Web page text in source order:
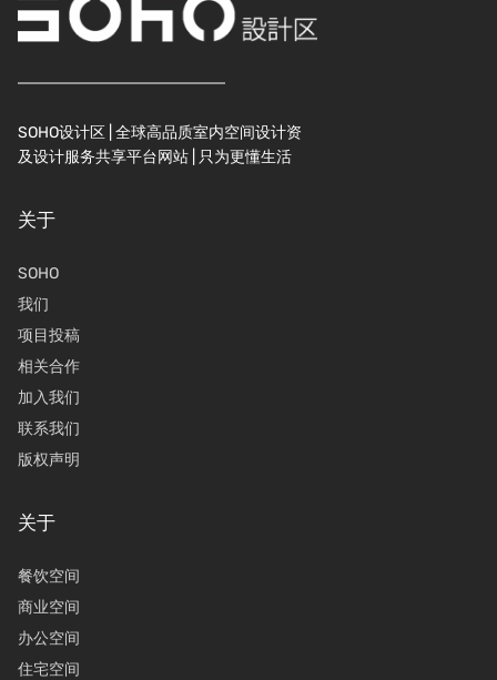
SOHO设计区 | 全球高品质室内空间设计资
及设计服务共享平台网站 | 只为更懂生活
关于
SOHO
我们
项目投稿
相关合作
加入我们
联系我们
版权声明
关于
餐饮空间
商业空间
办公空间
住宅空间